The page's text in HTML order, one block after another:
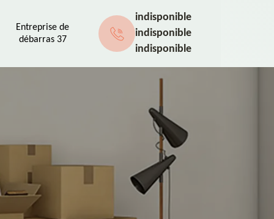
Entreprise de
débarras 37
indisponible
indisponible
indisponible